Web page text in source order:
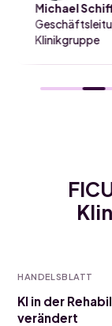
Michael
Klinikgruppe
HANDELSBLATT
KI in der
verändert